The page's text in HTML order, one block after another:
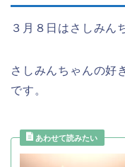
３月８日はさしみん
さしみんちゃんの好
です。